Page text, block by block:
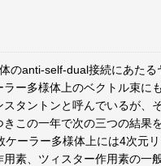
のanti-self-dual接続にあたる
ラー多様体上のベクトル束に
タントンと呼んでいるが、
この一年で次の三つの結果を
ケーラー多様体上には4次元
素、ツィスター作用素の一